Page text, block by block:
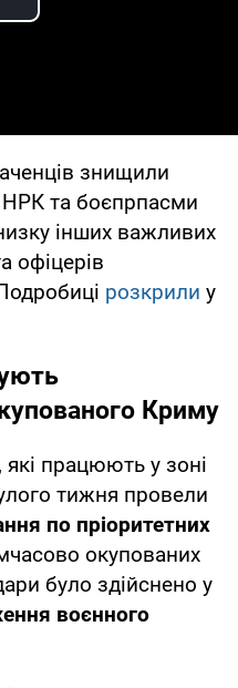
Video
знищили
НРК та боєпрпасми
інших важливих
офіцерів
розкрили у
Криму
працюють у зоні
тижня провели
по пріоритетних
окупованих
було здійснено у
воєнного